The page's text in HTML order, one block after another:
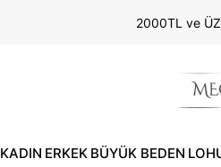
2000TL ve
KADIN ERKEK BÜYÜK BEDEN